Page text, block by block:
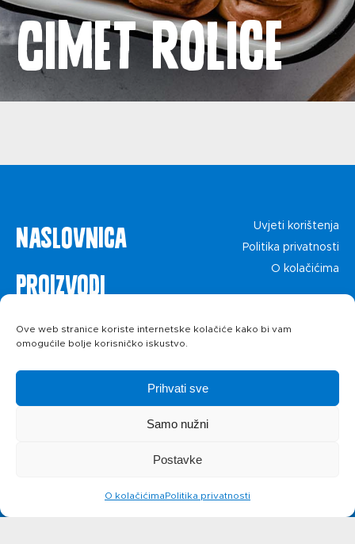
Ove web stranice koriste internetske kolačiće kako bi vam
omogućile bolje korisničko iskustvo.
Prihvati sve
Samo nužni
Postavke
O kolačićimaPolitika privatnosti
Cimet rolice
Naslovnica
Proizvodi
Recepti
Priča o ABC
Uvjeti korištenja
Politika privatnosti
O kolačićima